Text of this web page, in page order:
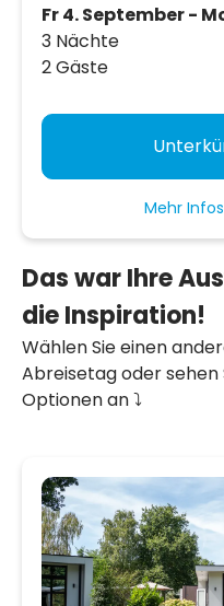
Fr 4. September -
3 Nächte
2 Gäste
Mehr
Das war Ihre
die Inspiration!
Wählen Sie einen
Abreisetag oder sehen
Optionen an ⤵️